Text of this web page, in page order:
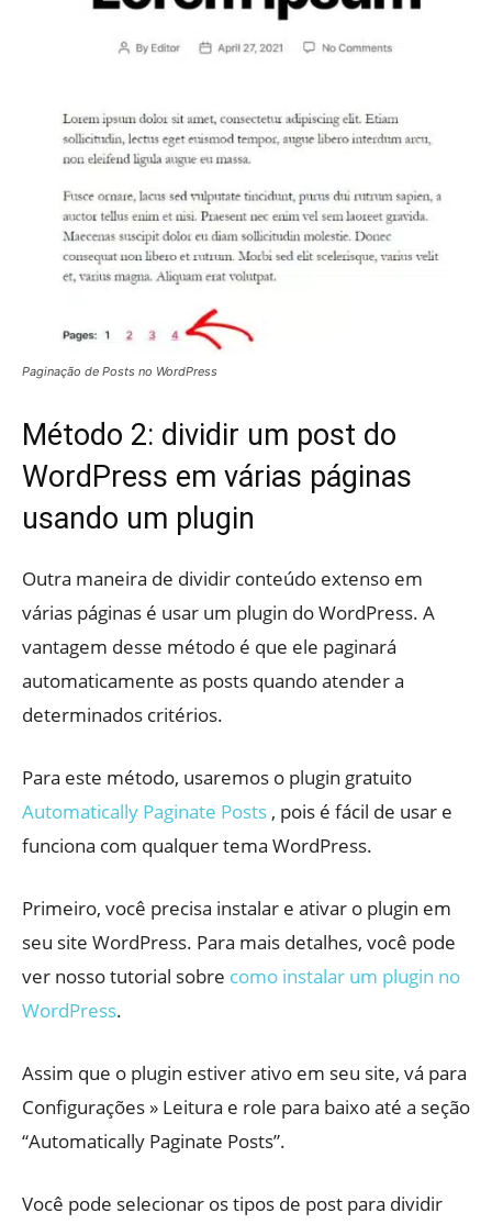
Paginação de Posts no WordPress
Método 2: dividir um post do
WordPress em várias páginas
usando um plugin
Outra maneira de dividir conteúdo extenso em
várias páginas é usar um plugin do WordPress. A
vantagem desse método é que ele paginará
automaticamente as posts quando atender a
determinados critérios.
Para este método, usaremos o plugin gratuito
Automatically Paginate Posts , pois é fácil de usar e
funciona com qualquer tema WordPress.
Primeiro, você precisa instalar e ativar o plugin em
seu site WordPress. Para mais detalhes, você pode
ver nosso tutorial sobre como instalar um plugin no
WordPress.
Assim que o plugin estiver ativo em seu site, vá para
Configurações » Leitura e role para baixo até a seção
“Automatically Paginate Posts”.
Você pode selecionar os tipos de post para dividir